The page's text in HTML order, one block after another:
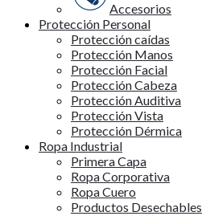
Accesorios
Protección Personal
Protección caídas
Protección Manos
Protección Facial
Protección Cabeza
Protección Auditiva
Protección Vista
Protección Dérmica
Ropa Industrial
Primera Capa
Ropa Corporativa
Ropa Cuero
Productos Desechables